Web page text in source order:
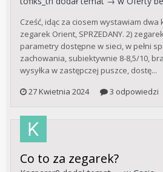
Cześć, idąc za ciosem wystawiam
zegarek Orient, SPRZEDANY. 2)
parametry dostępne w sieci, w pełni
zachowania, subiektywnie 8-8,5/10,
wysyłka w zastępczej puszce, dostę...
27 Kwietnia 2024
3 odpowiedzi
Co to za zegarek?